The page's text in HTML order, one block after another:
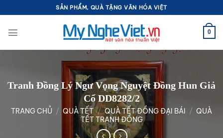
qua
nội
SẢN PHẨM, QUÀ TẶNG VĂN HÓA VIỆT
0
Tranh Đồng Lý Ngư Vọng Nguyệt Đồng Hun Giả
Cổ DD8282/2
TRANG CHỦ / QUÀ TẾT / QUÀ TẾT ĐỒNG ĐẠI BÁI / QUÀ
TẾT TRANH ĐỒNG